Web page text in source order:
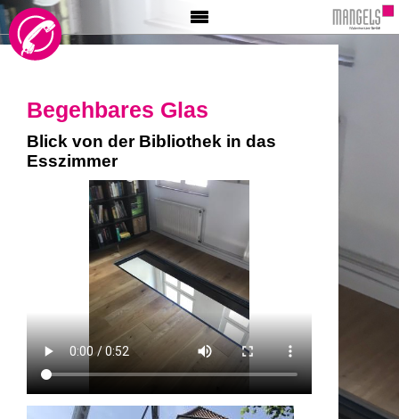
HOME
MALER
BÖDEN
GLASER
BESCHRIFTUNG
VIDEO
Begehbares Glas
Blick von der Bibliothek in das
Esszimmer